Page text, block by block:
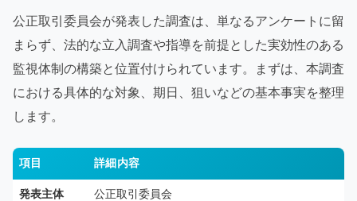
公正取引委員会が発表した調査は、単なるアンケートに留
まらず、法的な立入調査や指導を前提とした実効性のある
監視体制の構築と位置付けられています。まずは、本調査
における具体的な対象、期日、狙いなどの基本事実を整理
します。
項目 詳細内容
発表主体 公正取引委員会